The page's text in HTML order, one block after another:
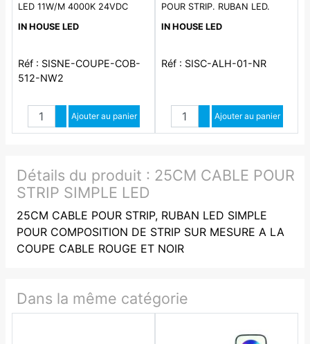
LED 11W/M 4000K 24VDC
IN HOUSE LED
Réf : SISNE-COUPE-COB-
512-NW2
Quantité
Augmenter quantité
Diminuer quantité
Ajouter au panier
POUR STRIP. RUBAN LED.
EXTERIEUR
IN HOUSE LED
Réf : SISC-ALH-01-NR
Quantité
Augmenter quantité
Diminuer quantité
Ajouter au panier
Détails du produit : 25CM CABLE POUR
STRIP SIMPLE LED
25CM CABLE POUR STRIP, RUBAN LED SIMPLE
POUR COMPOSITION DE STRIP SUR MESURE A LA
COUPE CABLE ROUGE ET NOIR
Dans la même catégorie